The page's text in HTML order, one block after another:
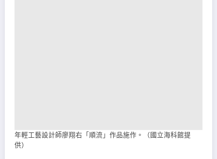
年輕工藝設計師廖翔右「順流」作品施作。（國立海科館提
供）